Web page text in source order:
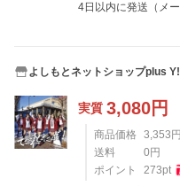
4日以内に発送（メ
よしもとネットショップplus
実質 3,080円
商品価格 3,353 円
送料
0 円
ポイント
273pt